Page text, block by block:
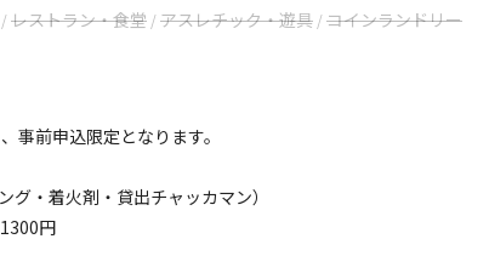
/レストラン・食堂 /アスレチック・遊具 /コインランドリー
事前申込限定となります。
・着火剤・貸出チャッカマン）
円